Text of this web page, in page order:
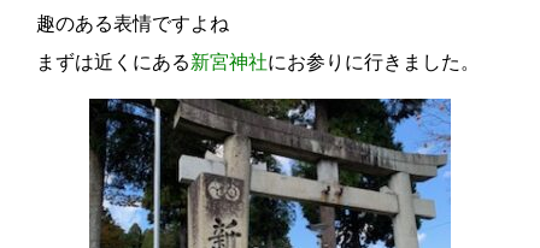
趣のある表情ですよね
まずは近くにある新宮神社にお参りに行きました。